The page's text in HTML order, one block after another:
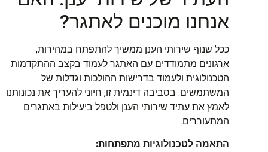
אנחנו מוכנים לאתגר?
ככל שנוף שירותי הענן ממשיך להתפתח במהירות,
ארגונים מתמודדים עם האתגר לעמוד בקצב ההתקדמות
הטכנולוגית ולעמוד בדרישות ההולכות וגדלות של
המשתמשים. בסביבה דינמית זו, חיוני להעריך את נכונותנו
לאמץ את עתיד שירותי הענן ולטפל ביעילות באתגרים
המתעוררים.
התאמה לטכנולוגיות מתפתחות: